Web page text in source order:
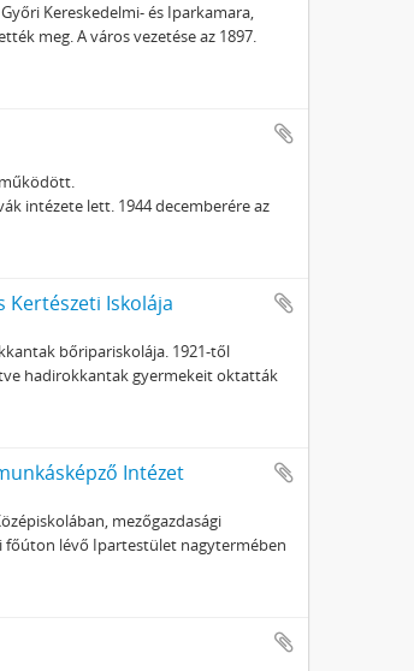
Kereskedelmi- és Iparkamara,
meg. A város vezetése az 1897.
intézete lett. 1944 decemberére az
Kertészeti Iskolája
bőripariskolája. 1921-től
hadirokkantak gyermekeit oktatták
Intézet
mezőgazdasági
főúton lévő Ipartestület nagytermében